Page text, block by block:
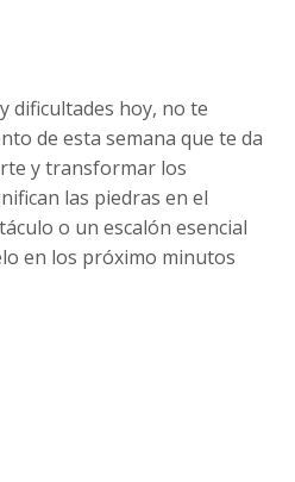
dificultades hoy, no te
de esta semana que te da
y transformar los
las piedras en el
o un escalón esencial
en los próximo minutos